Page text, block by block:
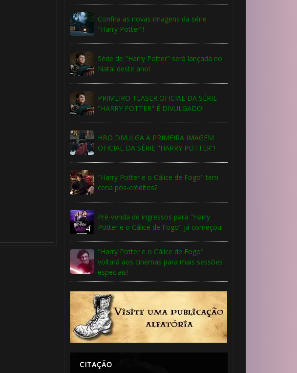
Confira as novas imagens da série
"Harry Potter"!
Série de "Harry Potter" será lançada no
Natal deste ano!
PRIMEIRO TEASER OFICIAL DA SÉRIE
"HARRY POTTER" É DIVULGADO!
HBO DIVULGA A PRIMEIRA IMAGEM
OFICIAL DA SÉRIE "HARRY POTTER"!
"Harry Potter e o Cálice de Fogo" tem
cena pós-créditos?
Pré-venda de ingressos para "Harry
Potter e o Cálice de Fogo" já começou!
"Harry Potter e o Cálice de Fogo"
voltará aos cinemas para mais sessões
especiais!
CITAÇÃO